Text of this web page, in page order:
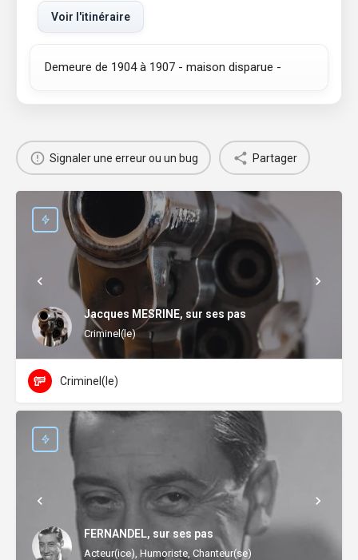
Voir l'itinéraire
Demeure de 1904 à 1907 - maison disparue -
Signaler une erreur ou un bug Partager
Jacques MESRINE, sur ses pas
Criminel(le)
Criminel(le)
FERNANDEL, sur ses pas
Acteur(ice), Humoriste, Chanteur(se)